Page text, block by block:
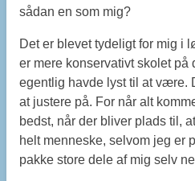
sådan en som mig?
Det er blevet tydeligt for mig i
er mere konservativt skolet på
egentlig havde lyst til at være.
at justere på. For når alt
bedst, når der bliver plads til,
helt menneske, selvom jeg er
pakke store dele af mig selv